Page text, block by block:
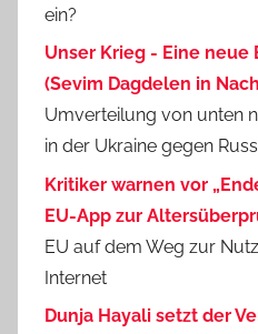
ein?
Unser Krieg - Eine neue
(Sevim Dagdelen in
Umverteilung von unten
in der Ukraine gegen
Kritiker warnen vor
EU-App zur
EU auf dem Weg zur
Internet
Dunja Hayali setzt der